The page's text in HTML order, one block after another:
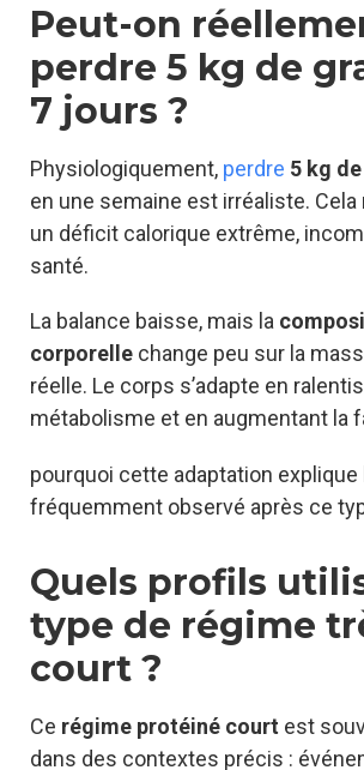
Peut-on
perdre 5 kg de
7 jours ?
Physiologiquement, perdre 5 kg
en une semaine est irréaliste.
un déficit calorique extrême,
santé.
La balance baisse, mais la
corporelle change peu sur la
réelle. Le corps s’adapte en
métabolisme et en augmentant la
pourquoi cette adaptation explique
fréquemment observé après ce
Quels profils
type de régime
court ?
Ce régime protéiné court est
dans des contextes précis :